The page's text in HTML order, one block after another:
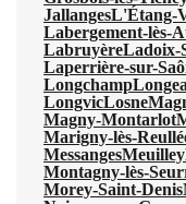
JallangesL'Étang-
Labergement-lès-
LabruyèreLadoix-
Laperrière-sur-
Longchamp
LongvicLosne
Magny-Montarlot
Marigny-lès-
MessangesMeuilley
Montagny-lès-
Morey-Saint-Denis